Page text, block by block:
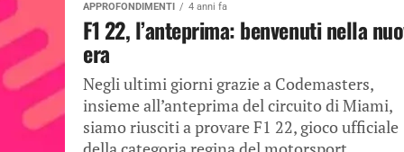
APPROFONDIMENTI 4 anni fa
F1 22, l’anteprima: benvenuti nella
era
Negli ultimi giorni grazie a Codemasters,
insieme all’anteprima del circuito di Miami,
siamo riusciti a provare F1 22, gioco ufficiale